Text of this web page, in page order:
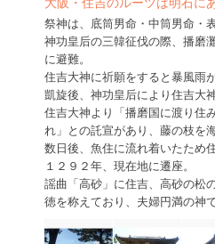
祭神は、底筒男命・中筒男命・
神功皇后の三韓征伐の際、播磨
に避難。
住吉大神に祈願をすると暴風雨
凱旋後、神功皇后により住吉大
住吉大神より「播磨国に渡り住
れ」との託宣があり、藤の枝を
数日後、魚住に流れ着いたため
１２９２年、現在地に遷座。
謡曲「高砂」に住吉、高砂の松
徳を称えており、夫婦円満の神で